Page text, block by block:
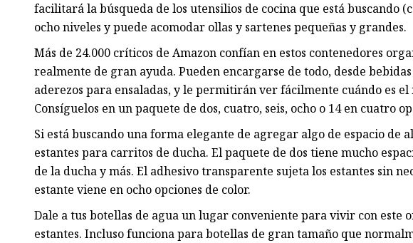
facilitará la búsqueda de los utensilios de cocina que está buscando
ocho niveles y puede acomodar ollas y sartenes pequeñas y grandes.
Más de 24.000 críticos de Amazon confían en estos contenedores
realmente de gran ayuda. Pueden encargarse de todo, desde
aderezos para ensaladas, y le permitirán ver fácilmente cuándo es
Consíguelos en un paquete de dos, cuatro, seis, ocho o 14 en cuatro
Si está buscando una forma elegante de agregar algo de espacio de
estantes para carritos de ducha. El paquete de dos tiene mucho
de la ducha y más. El adhesivo transparente sujeta los estantes sin
estante viene en ocho opciones de color.
Dale a tus botellas de agua un lugar conveniente para vivir con este
estantes. Incluso funciona para botellas de gran tamaño que